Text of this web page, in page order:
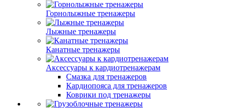
Горнолыжные тренажеры
Лыжные тренажеры
Канатные тренажеры
Аксессуары к кардиотренажерам
Смазка для тренажеров
Кардиопояса для тренажеров
Коврики под тренажеры